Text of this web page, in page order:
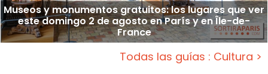
Museos y monumentos gratuitos: los lugares que ver
este domingo 2 de agosto en París y en Île-de-
France
Todas las guías : Cultura >